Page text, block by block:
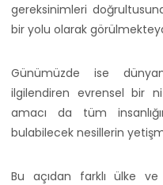
gereksinimleri
bir yolu olarak
Günümüzde ise
ilgilendiren evrensel bir
amacı da tüm
bulabilecek nesillerin
Bu açıdan farklı ülke